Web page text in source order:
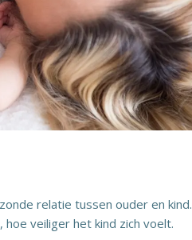
relatie tussen ouder en kind.
veiliger het kind zich voelt.